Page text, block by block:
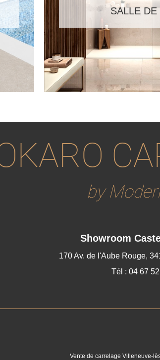
SALLE DE
by
Showroom
170 Av. de l'Aube Rouge,
Tél : 04 67
Vente de carrelage Villeneuve-